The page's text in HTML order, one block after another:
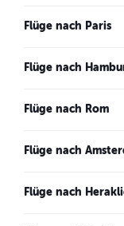
Flüge nach Paris
Flüge nach
Flüge nach Rom
Flüge nach
Flüge nach